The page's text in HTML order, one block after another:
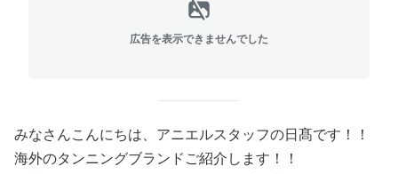
広告を表示できませんでした
みなさんこんにちは、アニエルスタッフの日髙です！！
海外のタンニングブランドご紹介します！！